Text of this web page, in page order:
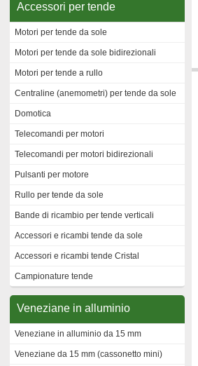
Accessori per tende
Motori per tende da sole
Motori per tende da sole bidirezionali
Motori per tende a rullo
Centraline (anemometri) per tende da sole
Domotica
Telecomandi per motori
Telecomandi per motori bidirezionali
Pulsanti per motore
Rullo per tende da sole
Bande di ricambio per tende verticali
Accessori e ricambi tende da sole
Accessori e ricambi tende Cristal
Campionature tende
Veneziane in alluminio
Veneziane in alluminio da 15 mm
Veneziane da 15 mm (cassonetto mini)